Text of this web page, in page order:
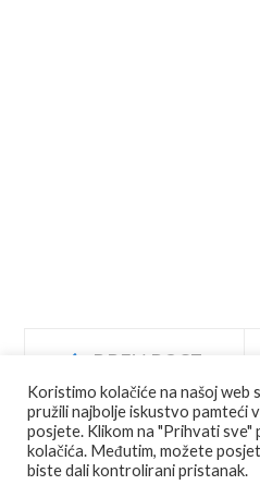
Navigacija
objava
PREV POST
Koristimo kolačiće na našoj web
pružili najbolje iskustvo pamteći
posjete. Klikom na "Prihvati
kolačića. Međutim, možete
biste dali kontrolirani pristanak.